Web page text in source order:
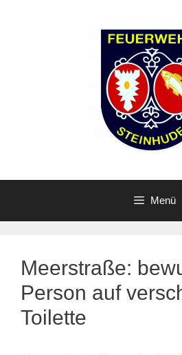
Menü
Meerstraße:
Person auf
Toilette